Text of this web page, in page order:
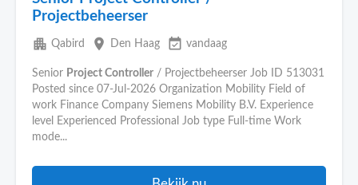
Projectbeheerser
apartment Qabird place Den Haag event_available vandaag
Senior Project Controller / Projectbeheerser Job ID 513031
Posted since 07-Jul-2026 Organization Mobility Field of
work Finance Company Siemens Mobility B.V. Experience
level Experienced Professional Job type Full-time Work
mode...